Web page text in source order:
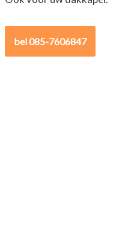
bel 085-7606847